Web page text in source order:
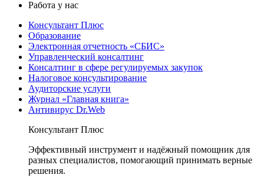
Работа у нас
Консультант Плюс
Образование
Электронная отчетность «СБИС»
Управленческий консалтинг
Консалтинг в сфере регулируемых закупок
Налоговое консультирование
Аудиторские услуги
Журнал «Главная книга»
Антивирус Dr.Web
Консультант Плюс
Эффективный инструмент и надёжный помощник для
разных специалистов, помогающий принимать верные
решения.